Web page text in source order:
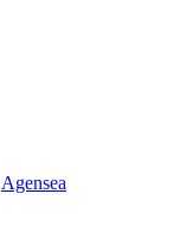
Agensea